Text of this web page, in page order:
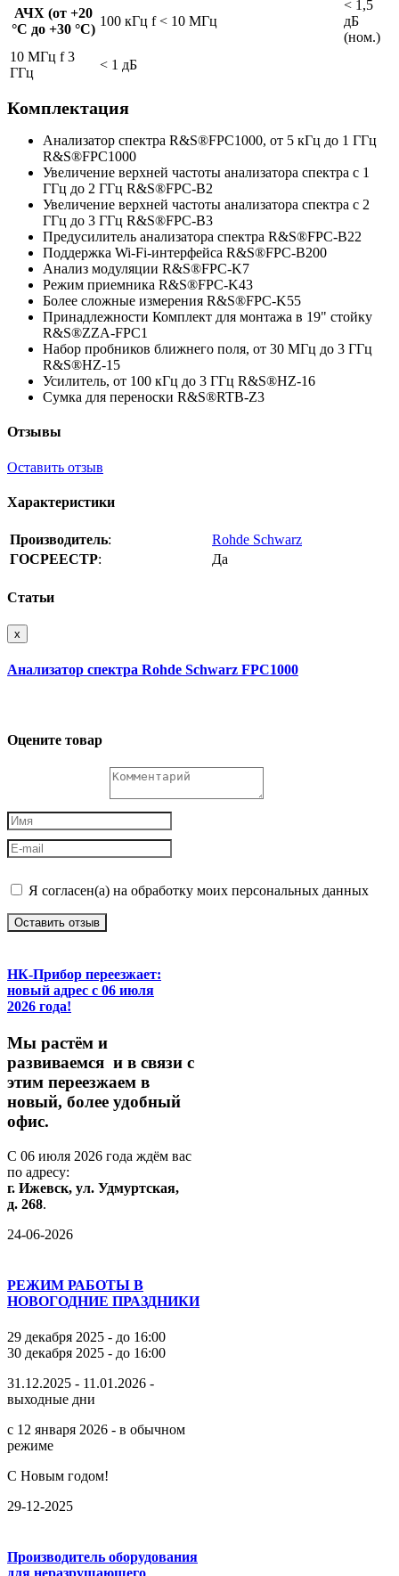
АЧХ (от +20
°C до +30 °C)
100 кГц f < 10 МГц
< 1,5
дБ
(ном.)
10 МГц f 3
ГГц
< 1 дБ
Комплектация
Анализатор спектра R&S®FPC1000, от 5 кГц до 1 ГГц
R&S®FPC1000
Увеличение верхней частоты анализатора спектра с 1
ГГц до 2 ГГц R&S®FPC-B2
Увеличение верхней частоты анализатора спектра с 2
ГГц до 3 ГГц R&S®FPC-B3
Предусилитель анализатора спектра R&S®FPC-B22
Поддержка Wi-Fi-интерфейса R&S®FPC-B200
Анализ модуляции R&S®FPC-K7
Режим приемника R&S®FPC-K43
Более сложные измерения R&S®FPC-K55
Принадлежности Комплект для монтажа в 19" стойку
R&S®ZZA-FPC1
Набор пробников ближнего поля, от 30 МГц до 3 ГГц
R&S®HZ-15
Усилитель, от 100 кГц до 3 ГГц R&S®HZ-16
Сумка для переноски R&S®RTB-Z3
Отзывы
Оставить отзыв
Характеристики
Производитель:
Rohde Schwarz
ГОСРЕЕСТР: Да
Статьи
x
Анализатор спектра Rohde Schwarz FPC1000
Оцените товар
Я согласен(а) на обработку моих персональных данных
Оставить отзыв
НК-Прибор переезжает:
новый адрес с 06 июля
2026 года!
Мы растём и
развиваемся и в связи с
этим переезжаем в
новый, более удобный
офис.
С 06 июля 2026 года ждём вас
по адресу:
г. Ижевск, ул. Удмуртская,
д. 268.
24-06-2026
РЕЖИМ РАБОТЫ В
НОВОГОДНИЕ ПРАЗДНИКИ
29 декабря 2025 - до 16:00
30 декабря 2025 - до 16:00
31.12.2025 - 11.01.2026 -
выходные дни
с 12 января 2026 - в обычном
режиме
С Новым годом!
29-12-2025
Производитель оборудования
для неразрушающего